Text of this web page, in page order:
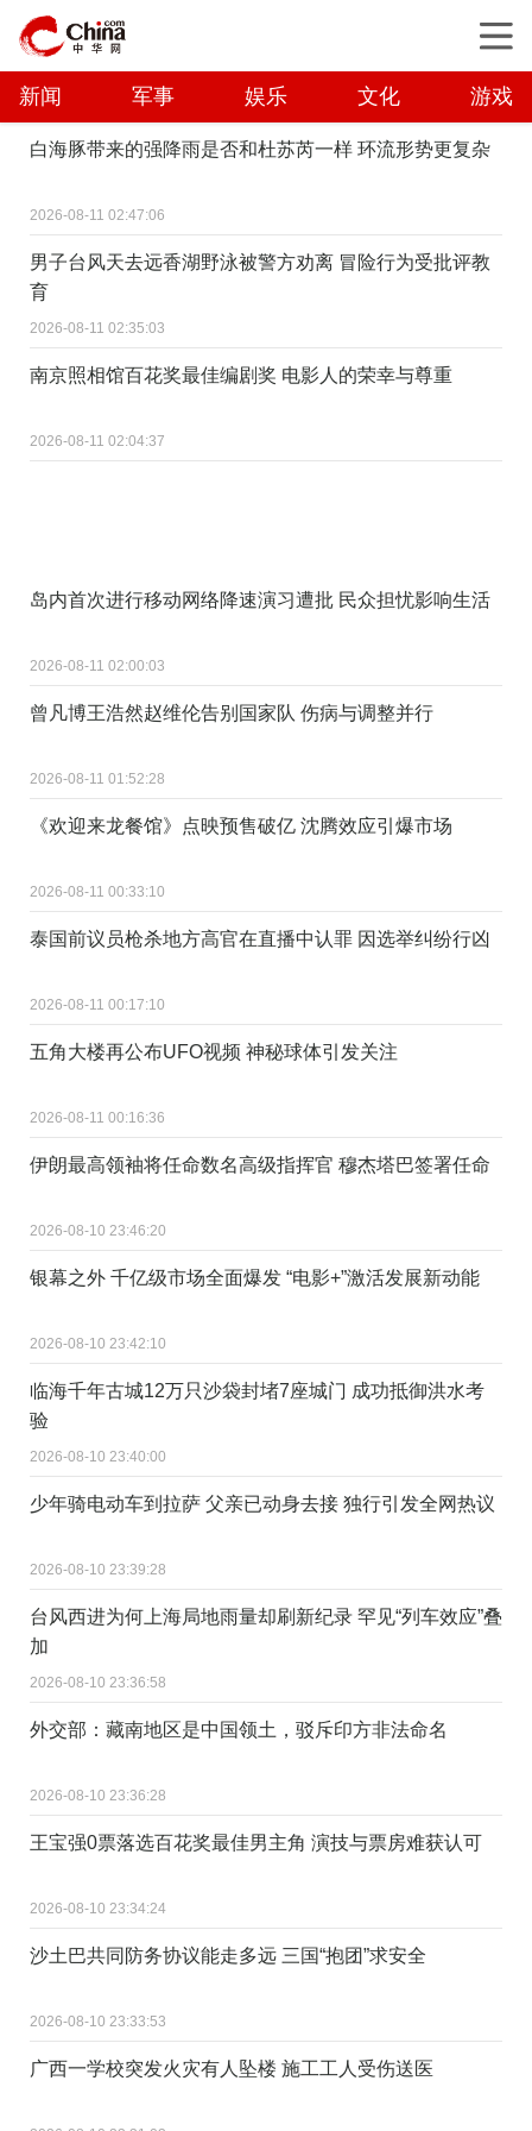
新闻 军事 娱乐 文化 游戏
白海豚带来的强降雨是否和杜苏芮一样 环流形势更复杂
2026-08-11 02:47:06
男子台风天去远香湖野泳被警方劝离 冒险行为受批评教
育
2026-08-11 02:35:03
南京照相馆百花奖最佳编剧奖 电影人的荣幸与尊重
2026-08-11 02:04:37
岛内首次进行移动网络降速演习遭批 民众担忧影响生活
2026-08-11 02:00:03
曾凡博王浩然赵维伦告别国家队 伤病与调整并行
2026-08-11 01:52:28
《欢迎来龙餐馆》点映预售破亿 沈腾效应引爆市场
2026-08-11 00:33:10
泰国前议员枪杀地方高官在直播中认罪 因选举纠纷行凶
2026-08-11 00:17:10
五角大楼再公布UFO视频 神秘球体引发关注
2026-08-11 00:16:36
伊朗最高领袖将任命数名高级指挥官 穆杰塔巴签署任命
2026-08-10 23:46:20
银幕之外 千亿级市场全面爆发 “电影+”激活发展新动能
2026-08-10 23:42:10
临海千年古城12万只沙袋封堵7座城门 成功抵御洪水考
验
2026-08-10 23:40:00
少年骑电动车到拉萨 父亲已动身去接 独行引发全网热议
2026-08-10 23:39:28
台风西进为何上海局地雨量却刷新纪录 罕见“列车效应”叠
加
2026-08-10 23:36:58
外交部：藏南地区是中国领土，驳斥印方非法命名
2026-08-10 23:36:28
王宝强0票落选百花奖最佳男主角 演技与票房难获认可
2026-08-10 23:34:24
沙土巴共同防务协议能走多远 三国“抱团”求安全
2026-08-10 23:33:53
广西一学校突发火灾有人坠楼 施工工人受伤送医